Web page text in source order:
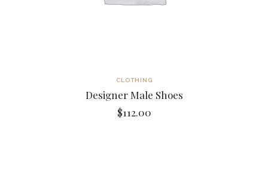
CLOTHING
Designer Male Shoes
$112.00